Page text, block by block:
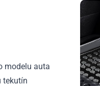
modelu auta
tekutín